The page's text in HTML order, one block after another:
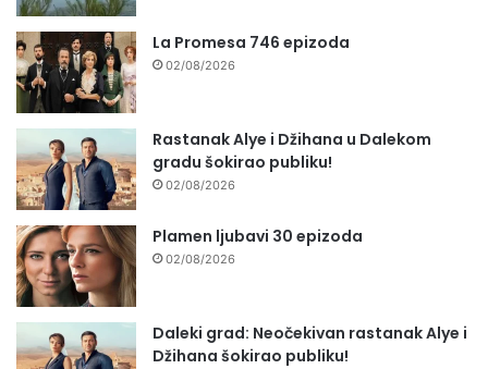
La Promesa 746 epizoda
02/08/2026
Rastanak Alye i Džihana u Dalekom
gradu šokirao publiku!
02/08/2026
Plamen ljubavi 30 epizoda
02/08/2026
Daleki grad: Neočekivan rastanak Alye i
Džihana šokirao publiku!